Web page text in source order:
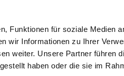
Funktionen für soziale Medien
wir Informationen zu Ihrer
weiter. Unsere Partner führen
haben oder die sie im
Wir vermitteln